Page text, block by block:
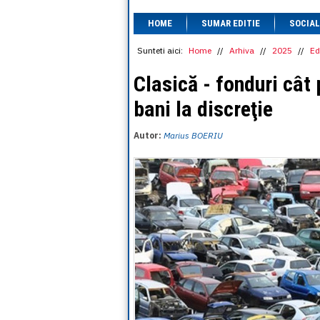
HOME SUMAR EDITIE SOCIAL
Sunteti aici: Home // Arhiva // 2025 //
Clasică - fonduri cât
bani la discreţie
Autor: Marius BOERIU